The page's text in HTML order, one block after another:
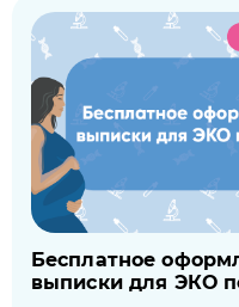
Бесплатное
выписки для ЭКО